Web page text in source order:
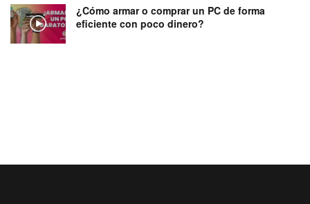
¿Cómo armar o comprar un PC de forma
eficiente con poco dinero?